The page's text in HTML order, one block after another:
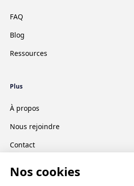
FAQ
Blog
Ressources
Plus
À propos
Nous rejoindre
Contact